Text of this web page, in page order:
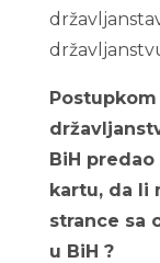
BiH predao
kartu, da li
strance sa
u BiH ?